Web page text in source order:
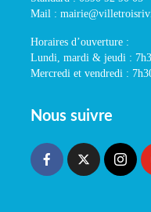
Mail :
Horaires d’ouverture :
Lundi, mardi & jeudi :
Mercredi et vendredi :
Nous suivre